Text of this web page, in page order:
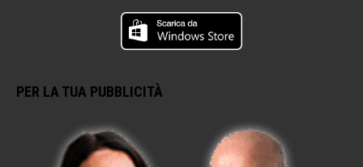
PER LA TUA PUBBLICITÀ